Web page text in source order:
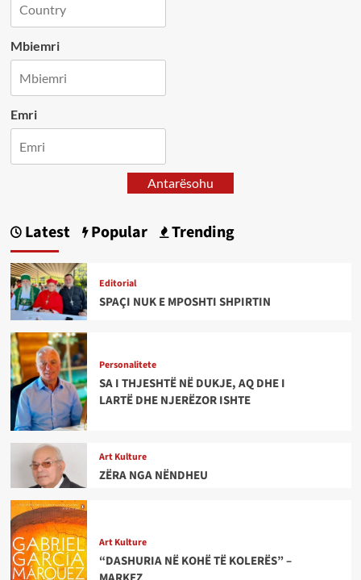
Mbiemri
Emri
Antarësohu
Latest Popular Trending
Editorial
SPAÇI NUK E MPOSHTI SHPIRTIN
Personalitete
SA I THJESHTË NË DUKJE, AQ DHE I
LARTË DHE NJERËZOR ISHTE
Art Kulture
ZËRA NGA NËNDHEU
Art Kulture
“DASHURIA NË KOHË TË KOLERËS” –